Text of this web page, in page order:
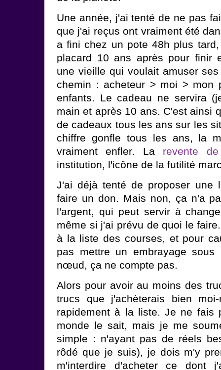
Une année, j'ai tenté de ne pas
que j'ai reçus ont vraiment été
a fini chez un pote 48h plus
placard 10 ans après pour finir
une vieille qui voulait amuser
chemin : acheteur > moi > mon
enfants. Le cadeau ne servira
main et après 10 ans. C'est ainsi
de cadeaux tous les ans sur les
chiffre gonfle tous les ans, la
vraiment enfler. La revente
institution, l'icône de la futilité
J'ai déjà tenté de proposer une
faire un don. Mais non, ça n'a
l'argent, qui peut servir à
même si j'ai prévu de quoi le
à la liste des courses, et pour
pas mettre un embrayage
nœud, ça ne compte pas.
Alors pour avoir au moins des
trucs que j'achèterais bien
rapidement à la liste. Je ne fais
monde le sait, mais je me
simple : n'ayant pas de réels
rôdé que je suis), je dois m'y
m'interdire d'acheter ce dont